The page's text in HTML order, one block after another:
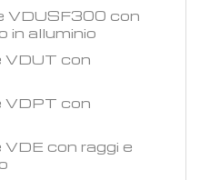
VDUSF300 con
in alluminio
VDUT con
VDPT con
con raggi e